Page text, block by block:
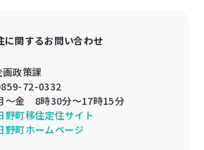
に関するお問い合わせ
画政策課
72-0332
～金 8時30分〜17時15分
野町移住定住サイト
野町ホームページ